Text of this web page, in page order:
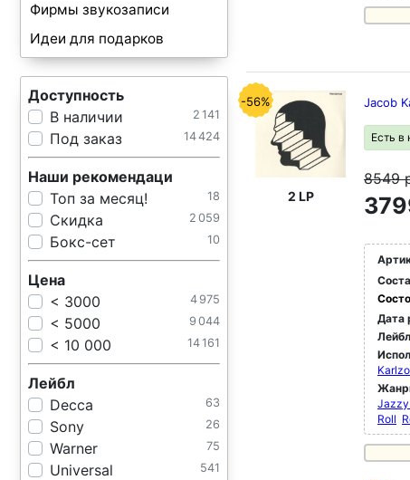
Фирмы звукозаписи
Идеи для подарков
Доступность
В наличии
2 141
Под заказ 14 424
Наши рекомендаци
Топ за месяц!
18
Скидка 2 059
Бокс-сет 10
Цена
< 3000
4 975
< 5000 9 044
< 10 000 14 161
Лейбл
Decca
63
Sony 26
Warner 75
Universal 541
-56%
2 LP
Jacob
Есть в
8549
Дата
Roll